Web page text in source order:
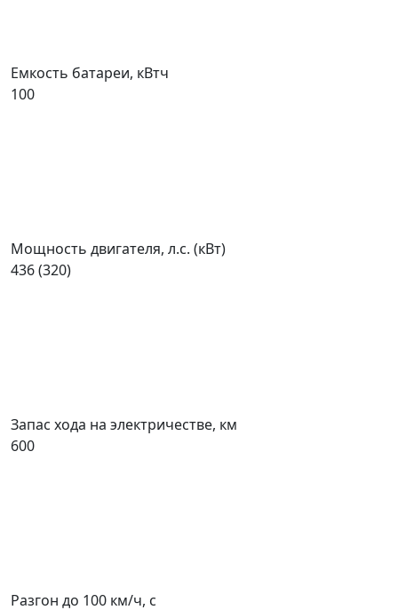
Емкость батареи, кВтч
100
Мощность двигателя, л.с. (кВт)
436 (320)
Запас хода на электричестве, км
600
Разгон до 100 км/ч, с